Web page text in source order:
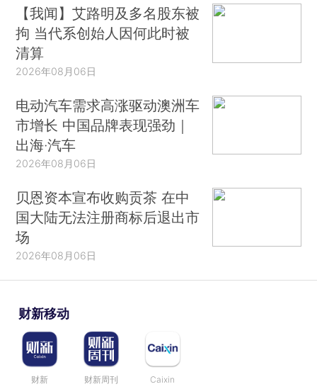
【我闻】艾路明及多名股东被
拘 当代系创始人因何此时被
清算
2026年08月06日
电动汽车需求高涨驱动澳洲车
市增长 中国品牌表现强劲｜
出海·汽车
2026年08月06日
贝恩资本宣布收购贡茶 在中
国大陆无法注册商标后退出市
场
2026年08月06日
财新移动
财新 财新周刊 Caixin